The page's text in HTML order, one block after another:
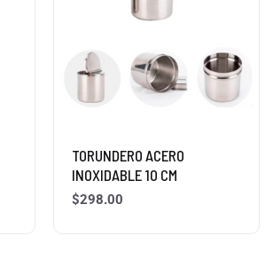
TORUNDERO ACERO
INOXIDABLE 10 CM
$298.00